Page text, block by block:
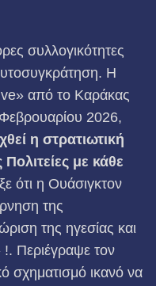
συλλογικότητες
Η
από το Καράκας
2026,
η στρατιωτική
με κάθε
ότι η Ουάσιγκτον
της
της ηγεσίας και
!. Περιέγραψε τον
σχηματισμό ικανό να